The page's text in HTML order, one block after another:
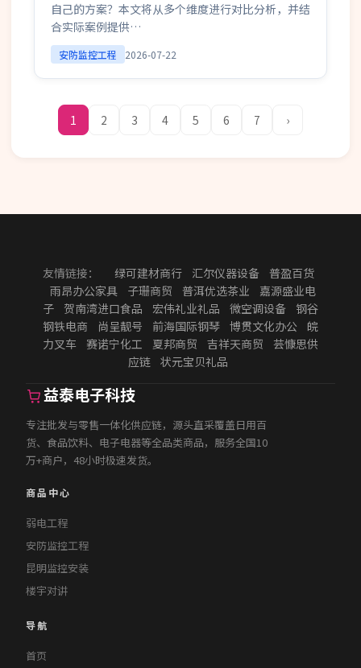
自己的方案？本文将从多个维度进行对比分析，并结
合实际案例提供…
安防监控工程 2026-07-22
1 2 3 4 5 6 7 ›
友情链接： 绿可建材商行 汇尔仪器设备
普盈百货
雨昂办公家具
子珊商贸 普洱优选茶业
嘉源盛业电
子
贺南湾进口食品 宏伟礼业礼品 微空调设备
钢谷
钢铁电商
尚呈靓号 前海国际钢琴 博贯文化办公
皖
力叉车
赛诺宁化工 夏邦商贸 吉祥天商贸
芸慷思供
应链 状元宝贝礼品
益泰电子科技
专注批发与零售一体化供应链，源头直采覆盖日用百
货、食品饮料、电子电器等全品类商品，服务全国10
万+商户，48小时极速发货。
商品中心
弱电工程
安防监控工程
昆明监控安装
楼宇对讲
导航
首页